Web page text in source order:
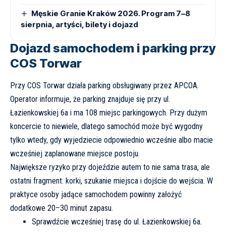
Męskie Granie Kraków 2026. Program 7–8
sierpnia, artyści, bilety i dojazd
Dojazd samochodem i parking przy
COS Torwar
Przy COS Torwar działa parking obsługiwany przez APCOA.
Operator informuje, że parking znajduje się przy ul.
Łazienkowskiej 6a i ma 108 miejsc parkingowych. Przy dużym
koncercie to niewiele, dlatego samochód może być wygodny
tylko wtedy, gdy wyjedziecie odpowiednio wcześnie albo macie
wcześniej zaplanowane miejsce postoju.
Największe ryzyko przy dojeździe autem to nie sama trasa, ale
ostatni fragment: korki, szukanie miejsca i dojście do wejścia. W
praktyce osoby jadące samochodem powinny założyć
dodatkowe 20–30 minut zapasu.
Sprawdźcie wcześniej trasę do ul. Łazienkowskiej 6a.